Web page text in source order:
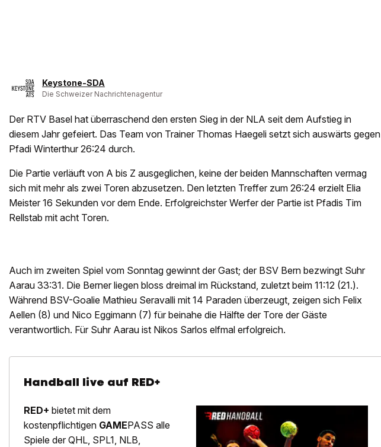
Keystone-SDA
Die Schweizer Nachrichtenagentur
Der RTV Basel hat überraschend den ersten Sieg in der NLA seit dem Aufstieg in
diesem Jahr gefeiert. Das Team von Trainer Thomas Haegeli setzt sich auswärts gegen
Pfadi Winterthur 26:24 durch.
Die Partie verläuft von A bis Z ausgeglichen, keine der beiden Mannschaften vermag
sich mit mehr als zwei Toren abzusetzen. Den letzten Treffer zum 26:24 erzielt Elia
Meister 16 Sekunden vor dem Ende. Erfolgreichster Werfer der Partie ist Pfadis Tim
Rellstab mit acht Toren.
Auch im zweiten Spiel vom Sonntag gewinnt der Gast; der BSV Bern bezwingt Suhr
Aarau 33:31. Die Berner liegen bloss dreimal im Rückstand, zuletzt beim 11:12 (21.).
Während BSV-Goalie Mathieu Seravalli mit 14 Paraden überzeugt, zeigen sich Felix
Aellen (8) und Nico Eggimann (7) für beinahe die Hälfte der Tore der Gäste
verantwortlich. Für Suhr Aarau ist Nikos Sarlos elfmal erfolgreich.
Handball live auf RED+
RED+ bietet mit dem
kostenpflichtigen GAMEPASS alle
Spiele der QHL, SPL1, NLB,